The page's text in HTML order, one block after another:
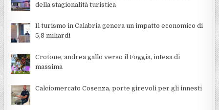
della stagionalità turistica
Il turismo in Calabria genera un impatto economico di
5,8 miliardi
Crotone, andrea gallo verso il Foggia, intesa di
massima
Calciomercato Cosenza, porte girevoli per gli innesti